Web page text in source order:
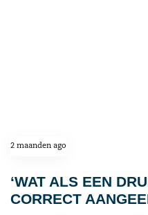
2 maanden ago
‘WAT ALS EEN
CORRECT